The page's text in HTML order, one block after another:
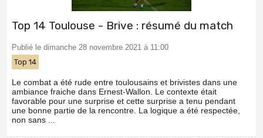
Top 14 Toulouse - Brive : résumé du match
Publié le dimanche 28 novembre 2021 à 11:00
Top 14
Le combat a été rude entre toulousains et brivistes dans une
ambiance fraiche dans Ernest-Wallon. Le contexte était
favorable pour une surprise et cette surprise a tenu pendant
une bonne partie de la rencontre. La logique a été respectée,
non sans ...